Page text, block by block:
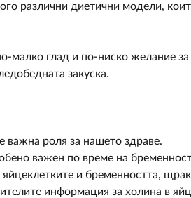
различни диетични модели,
малко глад и по-ниско желание
закуска.
важна роля за нашето здраве.
важен по време на
и бременността,
информация за холина в